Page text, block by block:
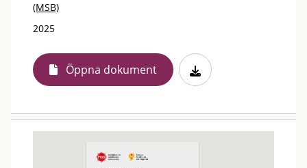
(MSB)
2025
Öppna dokument